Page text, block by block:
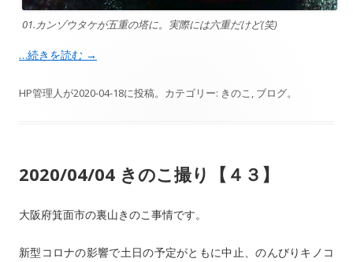
01.カンゾウタケが五重の塔に。実際には六重だけど(笑)
…続きを読む →
HP管理人が2020-04-18に投稿。カテゴリー: きのこ , ブログ。
2020/04/04 きのこ撮り【４３】
大阪府箕面市の裏山きのこ事情です。
新型コロナの影響で土日の予定がともに中止、のんびりキノコ